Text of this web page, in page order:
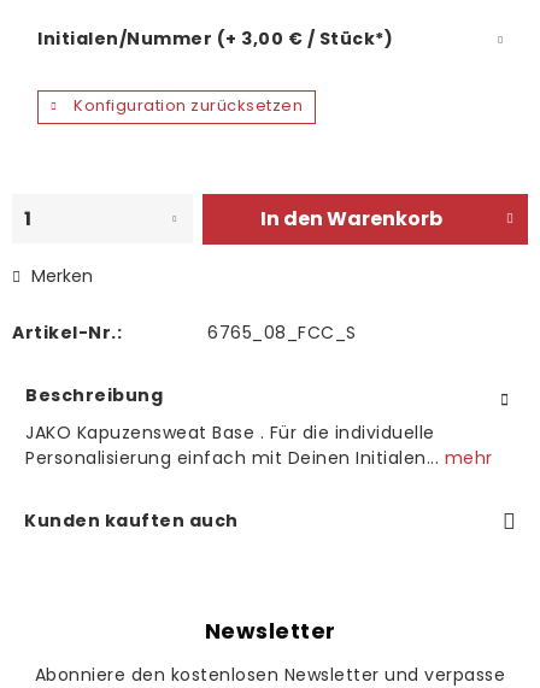
Initialen/Nummer (+ 3,00 € / Stück*)
Konfiguration zurücksetzen
In denWarenkorb
Merken
Artikel-Nr.: 6765_08_FCC_S
Beschreibung
JAKO Kapuzensweat Base . Für die individuelle
Personalisierung einfach mit Deinen Initialen... mehr
Kunden kauften auch
Newsletter
Abonniere den kostenlosen Newsletter und verpasse